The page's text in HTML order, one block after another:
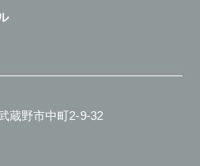
蔵野市中町2-9-32